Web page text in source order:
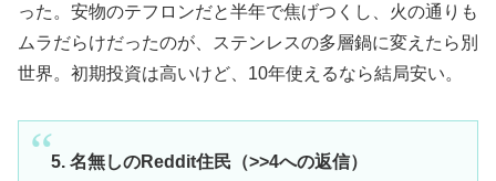
った。安物のテフロンだと半年で焦げつくし、火の通りも
ムラだらけだったのが、ステンレスの多層鍋に変えたら別
世界。初期投資は高いけど、10年使えるなら結局安い。
5. 名無しのReddit住民（>>4への返信）